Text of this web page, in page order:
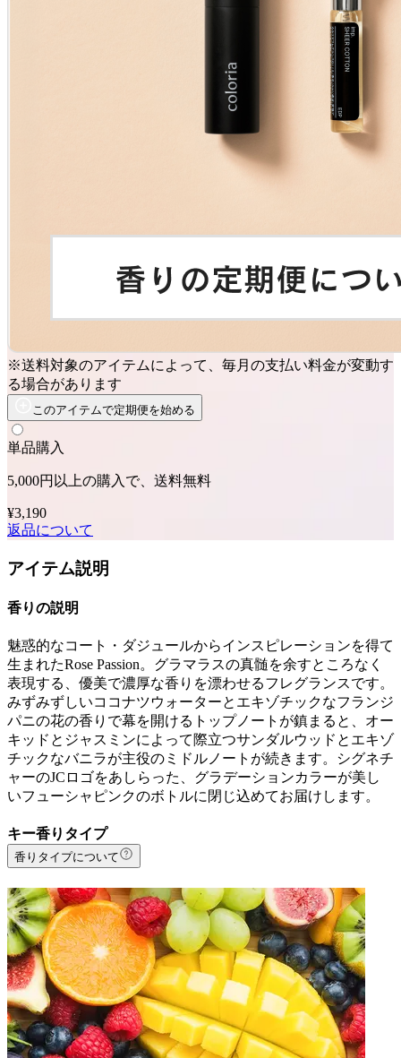
※送料対象のアイテムによって、毎月の支払い料金が変動す
る場合があります
このアイテムで定期便を始める
単品購入
5,000円以上の購入で、送料無料
¥3,190
返品について
アイテム説明
香りの説明
魅惑的なコート・ダジュールからインスピレーションを得て
生まれたRose Passion。グラマラスの真髄を余すところなく
表現する、優美で濃厚な香りを漂わせるフレグランスです。
みずみずしいココナツウォーターとエキゾチックなフランジ
パニの花の香りで幕を開けるトップノートが鎮まると、オー
キッドとジャスミンによって際立つサンダルウッドとエキゾ
チックなバニラが主役のミドルノートが続きます。シグネチ
ャーのJCロゴをあしらった、グラデーションカラーが美し
いフューシャピンクのボトルに閉じ込めてお届けします。
キー香りタイプ
香りタイプについて